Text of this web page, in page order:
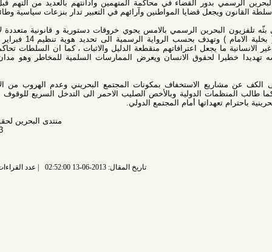
بدور القضاء في محاكمة المتهمين وادانتهم بالعديد من التهم قبل ان يصدر
قضايا المواطنين وآرائهم في التعبير تدار بنزعات سياسية وطائفية.
الرسمي بالامس يحوي خروقات دستورية و قانونية متعددة لا سيما بان
المعتقلين في هذه الخلية المسماة ( بخلية الامام ) وتهدف بحسب الرواية الرسمية الى تحديد هوية تنظيم 14 فبراير قد تعرضوا
ما يجعل اعترافاتهم منقطعة الدليل والاثبات ، كما ان السلطات تحاكمهم بقانون
لحقوق الانسان ويعرض الممارسات السلمية للمخاطر وهو مدان من جميع
الاستخفاف بمكونات المجتمع البحريني وعدم الهروب من الاستحقاقات
الدولية وبالأخص الصليب الاحمر الى التدخل السريع للوقوف على الوضع
تعهداتها أمام المجتمع الدولي.
منتدى البحرين لحقوق الانسان
عدد القراءات: 7610 قراءة |